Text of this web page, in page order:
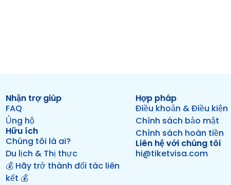
Nhận trợ giúp
FAQ
Ủng hộ
Hữu ích
Chúng tôi là ai?
Du lịch & Thị thực
💰 Hãy trở thành đối tác liên
kết 💰
Hợp pháp
Điều khoản & Điều kiện
Chính sách bảo mật
Chính sách hoàn tiền
Liên hệ với chúng tôi
hi@tiketvisa.com